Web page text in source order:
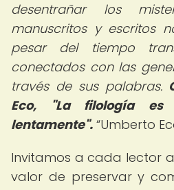
desentrañar los
manuscritos y escritos
pesar del tiempo
conectados con las
través de sus palabras.
Eco, "La filología
lentamente". Umberto
Invitamos a cada lector
valor de preservar y